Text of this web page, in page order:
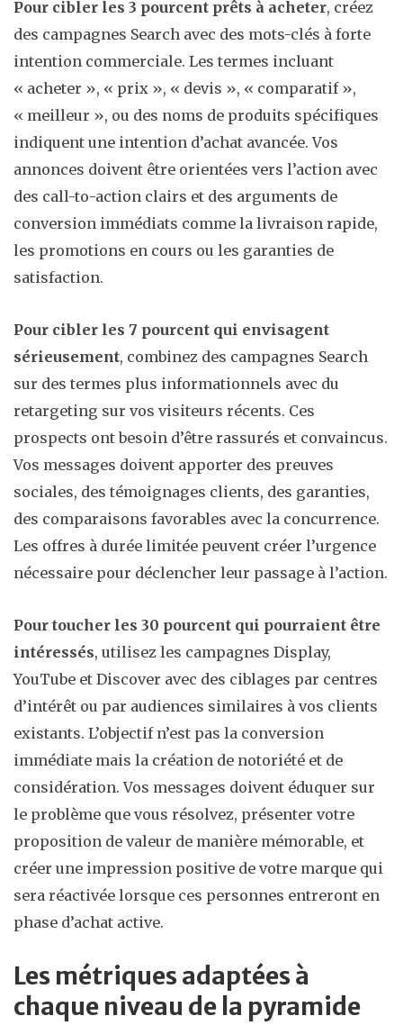
Pour cibler les 3 pourcent prêts à acheter, créez
des campagnes Search avec des mots-clés à forte
intention commerciale. Les termes incluant
« acheter », « prix », « devis », « comparatif »,
« meilleur », ou des noms de produits spécifiques
indiquent une intention d’achat avancée. Vos
annonces doivent être orientées vers l’action avec
des call-to-action clairs et des arguments de
conversion immédiats comme la livraison rapide,
les promotions en cours ou les garanties de
satisfaction.
Pour cibler les 7 pourcent qui envisagent
sérieusement, combinez des campagnes Search
sur des termes plus informationnels avec du
retargeting sur vos visiteurs récents. Ces
prospects ont besoin d’être rassurés et convaincus.
Vos messages doivent apporter des preuves
sociales, des témoignages clients, des garanties,
des comparaisons favorables avec la concurrence.
Les offres à durée limitée peuvent créer l’urgence
nécessaire pour déclencher leur passage à l’action.
Pour toucher les 30 pourcent qui pourraient être
intéressés, utilisez les campagnes Display,
YouTube et Discover avec des ciblages par centres
d’intérêt ou par audiences similaires à vos clients
existants. L’objectif n’est pas la conversion
immédiate mais la création de notoriété et de
considération. Vos messages doivent éduquer sur
le problème que vous résolvez, présenter votre
proposition de valeur de manière mémorable, et
créer une impression positive de votre marque qui
sera réactivée lorsque ces personnes entreront en
phase d’achat active.
Les métriques adaptées à
chaque niveau de la pyramide